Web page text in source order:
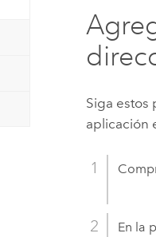
Siga estos
aplicación
En la